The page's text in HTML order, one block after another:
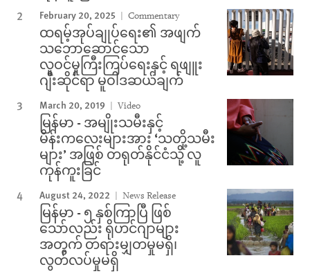
February 20, 2025 Commentary
ထရမ့်အုပ်ချုပ်ရေး၏ အဖျက်
သဘောဆောင်သော
လူဝင်မှုကြီးကြပ်ရေးနှင့် ရဖျူး
ဂျီးဆိုင်ရာ မူဝါဒဆယ်ချက်
March 20, 2019 Video
မြန်မာ - အမျိုးသမီးနှင့်
မိန်းကလေးများအား ‘သတို့သမီး
များ’ အဖြစ် တရုတ်နိုင်ငံသို့ လူ
ကုန်ကူးခြင်
August 24, 2022 News Release
မြန်မာ - ၅ နှစ်ကြာပြီ ဖြစ်
သော်လည်း ရိုဟင်ဂျာများ
အတွက် တရားမျှတမှုမရှိ၊
လွတ်လပ်မှုမရှိ